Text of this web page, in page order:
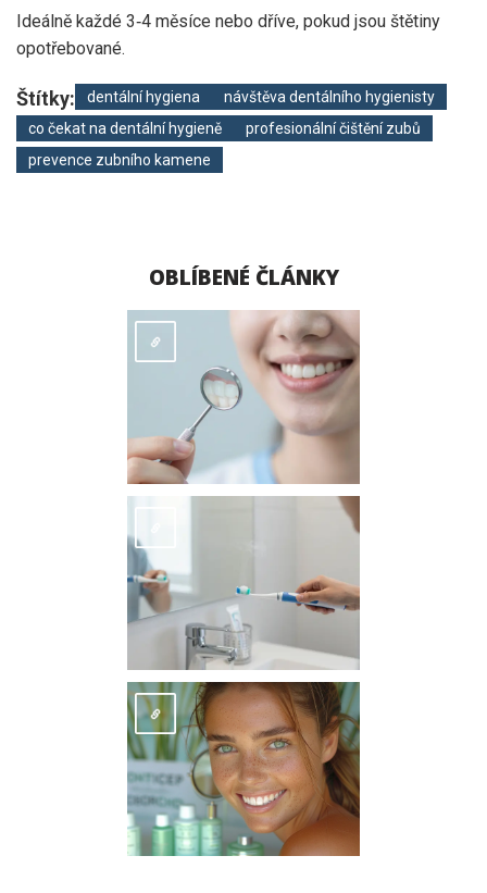
Ideálně každé 3‑4 měsíce nebo dříve, pokud jsou štětiny
opotřebované.
Štítky: dentální hygiena
návštěva dentálního hygienisty
co čekat na dentální hygieně
profesionální čištění zubů
prevence zubního kamene
OBLÍBENÉ ČLÁNKY